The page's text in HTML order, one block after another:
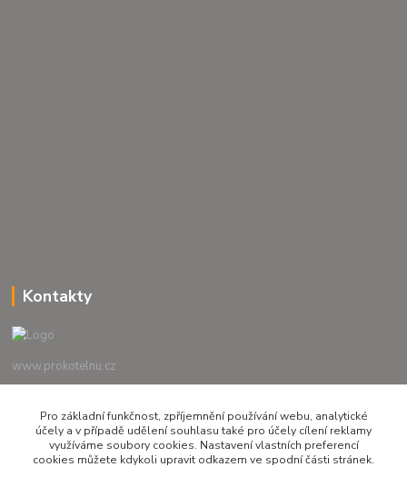
Kontakty
www.prokotelnu.cz
+420 723 010 011
Po-Pá 7-16 hod.
prokotelnu@seznam.cz
Pro základní funkčnost, zpříjemnění používání webu, analytické
účely a v případě udělení souhlasu také pro účely cílení reklamy
využíváme soubory cookies. Nastavení vlastních preferencí
cookies můžete kdykoli upravit odkazem ve spodní části stránek.